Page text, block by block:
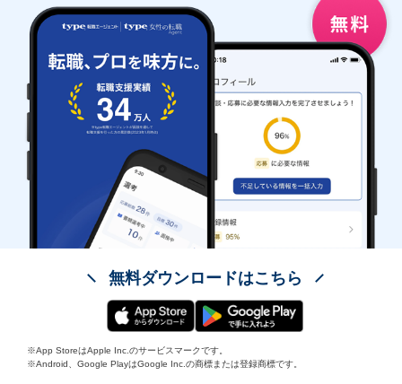
無料ダウンロードはこちら
※App StoreはApple Inc.のサービスマークです。
※Android、Google PlayはGoogle Inc.の商標または登録商標です。